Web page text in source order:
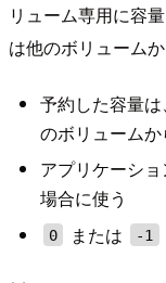
リューム専用に容
は他のボリューム
予約した容量
のボリューム
アプリケーシ
場合に使う
0 または -1